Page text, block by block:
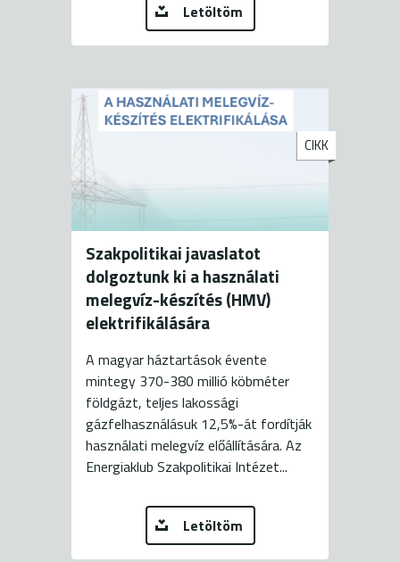
Letöltöm
CIKK
Szakpolitikai javaslatot
dolgoztunk ki a használati
melegvíz-készítés (HMV)
elektrifikálására
A magyar háztartások évente
mintegy 370-380 millió köbméter
földgázt, teljes lakossági
gázfelhasználásuk 12,5%-át fordítják
használati melegvíz előállítására. Az
Energiaklub Szakpolitikai Intézet...
Letöltöm